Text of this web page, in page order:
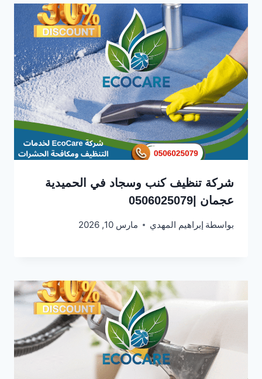
شركة تنظيف كنب وسجاد في الحميدية
عجمان |0506025079
بواسطة إبراهيم المهدي مارس 10, 2026